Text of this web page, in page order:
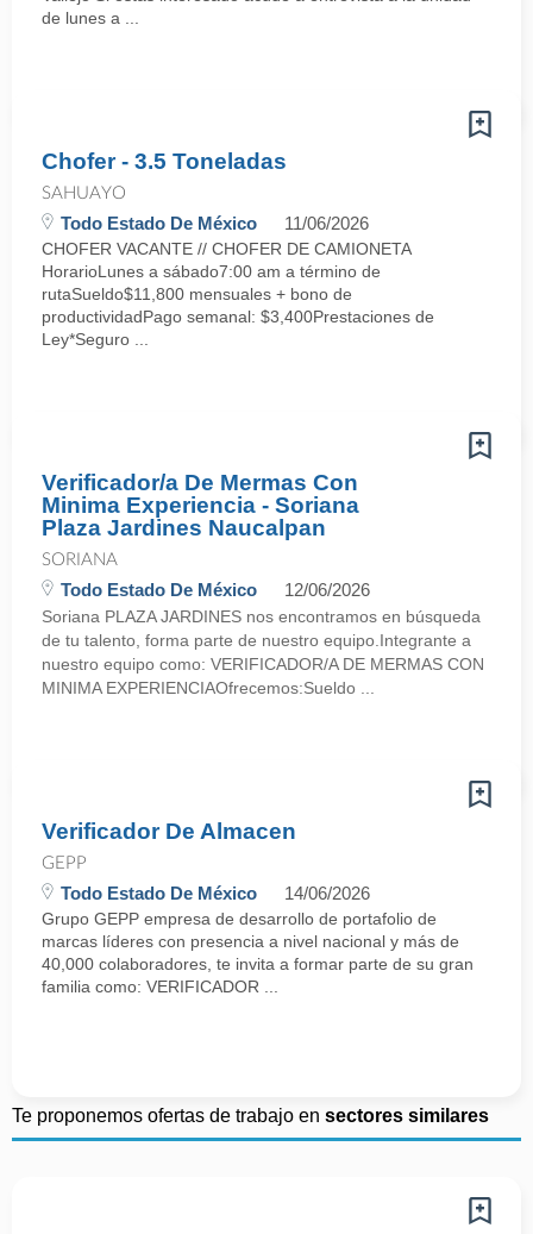
de lunes a ...
Chofer - 3.5 Toneladas
SAHUAYO
Todo Estado De México 11/06/2026
CHOFER VACANTE // CHOFER DE CAMIONETA
HorarioLunes a sábado7:00 am a término de
rutaSueldo$11,800 mensuales + bono de
productividadPago semanal: $3,400Prestaciones de
Ley*Seguro ...
Verificador/a De Mermas Con
Minima Experiencia - Soriana
Plaza Jardines Naucalpan
SORIANA
Todo Estado De México 12/06/2026
Soriana PLAZA JARDINES nos encontramos en búsqueda
de tu talento, forma parte de nuestro equipo.Integrante a
nuestro equipo como: VERIFICADOR/A DE MERMAS CON
MINIMA EXPERIENCIAOfrecemos:Sueldo ...
Verificador De Almacen
GEPP
Todo Estado De México 14/06/2026
Grupo GEPP empresa de desarrollo de portafolio de
marcas líderes con presencia a nivel nacional y más de
40,000 colaboradores, te invita a formar parte de su gran
familia como: VERIFICADOR ...
Te proponemos ofertas de trabajo en sectores similares